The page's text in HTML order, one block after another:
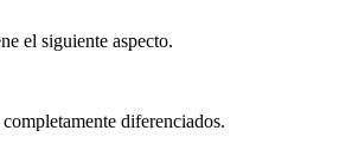
el siguiente aspecto.
diferenciados.